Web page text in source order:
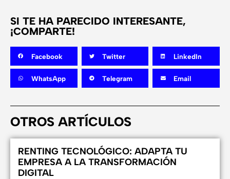
SI TE HA PARECIDO INTERESANTE,
¡COMPARTE!
Facebook Twitter LinkedIn
WhatsApp Telegram Email
OTROS ARTÍCULOS
RENTING TECNOLÓGICO: ADAPTA TU
EMPRESA A LA TRANSFORMACIÓN
DIGITAL